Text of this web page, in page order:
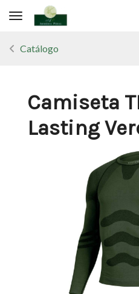
Toggle navigation
Catálogo
Camiseta
Lasting